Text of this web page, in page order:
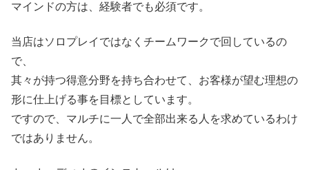
マインドの方は、経験者でも必須です。
当店はソロプレイではなくチームワークで回しているの
で、
其々が持つ得意分野を持ち合わせて、お客様が望む理想の
形に仕上げる事を目標としています。
ですので、マルチに一人で全部出来る人を求めているわけ
ではありません。